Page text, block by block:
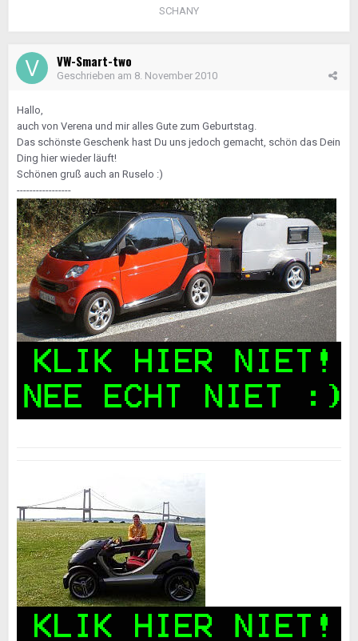
SCHANY
VW-Smart-two
Geschrieben am 8. November 2010
Hallo,
auch von Verena und mir alles Gute zum Geburtstag.
Das schönste Geschenk hast Du uns jedoch gemacht, schön das Dein
Ding hier wieder läuft!
Schönen gruß auch an Ruselo :)
-----------------